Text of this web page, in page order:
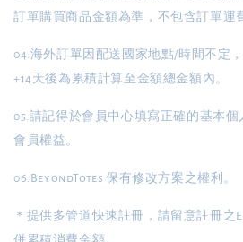
訂單購買商品金額為準，不包含訂單運
04.海外訂單因配送國家地點/時間不定
+14天後為累積計算至金額總金額內。
05.請記得於會員中心填寫正確的基本
會員權益。
06.BeyondTotes 保有修改方案之權利。
＊提供多管道快速註冊，請留意註冊之